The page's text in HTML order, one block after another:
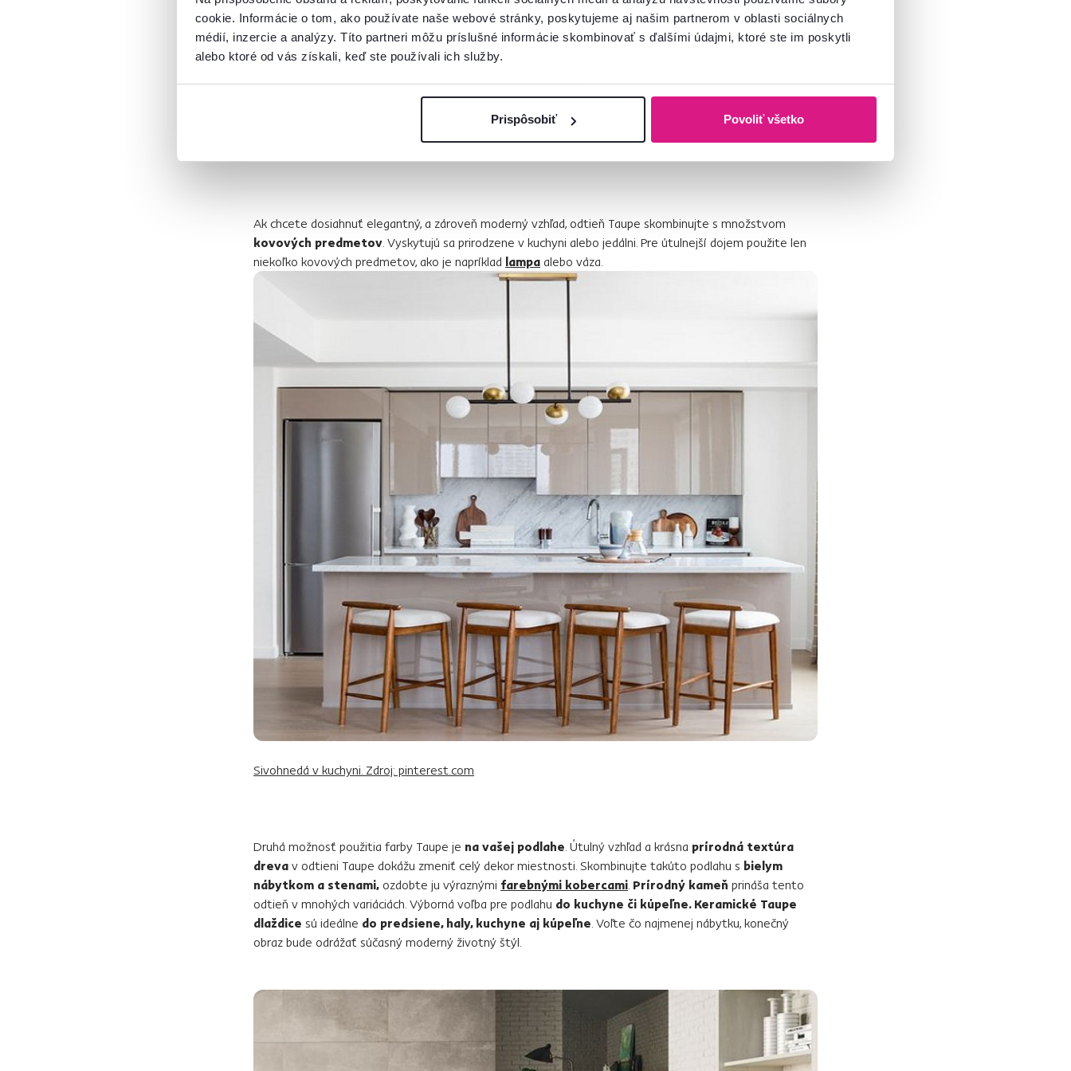
cookie. Informácie o tom, ako používate naše webové stránky, poskytujeme aj našim partnerom v oblasti sociálnych
médií, inzercie a analýzy. Títo partneri môžu príslušné informácie skombinovať s ďalšími údajmi, ktoré ste im poskytli
alebo ktoré od vás získali, keď ste používali ich služby.
Prispôsobiť Povoliť všetko
Ako začleniť Taupe do interiéru?
Existuje mnoho spôsobov, ako zahrnúť Taupe do dizajnu vášho domova. Taupe farba dokáže
ktoré nie je možné dosiahnuť inými odtieňmi. Prirodzené svetlo zdôrazňuje jej jemnosť, preto je táto
umiestnite do popredia viac farebných predmetov alebo pomocou farebného vzoru na stenách vytvorte
Ak chcete dosiahnuť elegantný, a zároveň moderný vzhľad, odtieň Taupe skombinujte s množstvom
kovových predmetov. Vyskytujú sa prirodzene v kuchyni alebo jedálni. Pre útulnejší dojem použite len
niekoľko kovových predmetov, ako je napríklad lampa alebo váza.
Sivohnedá v kuchyni. Zdroj: pinterest.com
Druhá možnosť použitia farby Taupe je na vašej podlahe. Útulný vzhľad a krásna prírodná textúra
dreva v odtieni Taupe dokážu zmeniť celý dekor miestnosti. Skombinujte takúto podlahu s bielym
nábytkom a stenami, ozdobte ju výraznými farebnými kobercami. Prírodný kameň prináša tento
odtieň v mnohých variáciách. Výborná voľba pre podlahu do kuchyne či kúpeľne. Keramické Taupe
dlaždice sú ideálne do predsiene, haly, kuchyne aj kúpeľne. Voľte čo najmenej nábytku, konečný
obraz bude odrážať súčasný moderný životný štýl.